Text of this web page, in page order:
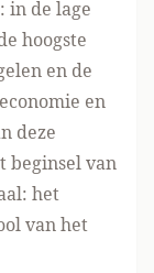
in de lage
hoogste
en de
en
deze
beginsel van
het
van het